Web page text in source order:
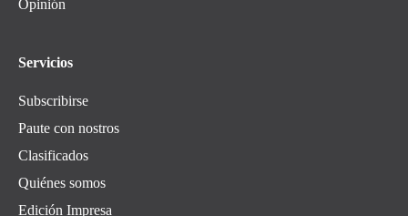
Opinión
Servicios
Subscribirse
Paute con nostros
Clasificados
Quiénes somos
Edición Impresa